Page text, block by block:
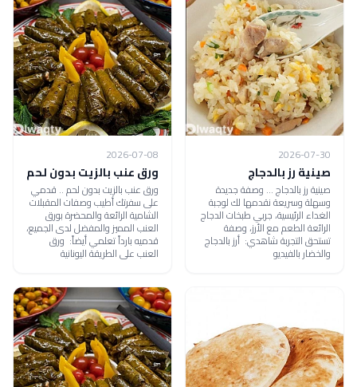
2026-07-30
صينية رز بالدجاج
صينية رز بالدجاج ... وصفة جديدة
وسهلة وسريعة نقدمها لك لوجبة
الغداء الرئيسية، جربي طبخات الدجاج
الرائعة الطعم مع الأرز، وصفة
تستحق التجربة شاهدي: أرز بالدجاج
والخضار بالفيديو
2026-07-08
ورق عنب بالزيت بدون لحم
ورق عنب بالزيت بدون لحم .. قدمي
على سفرتك أطيب وصفات المقبلات
الشامية الرائعة والمحضرة بورق
العنب المميز والمفضل لدى الجميع،
قدميه بارداً تعلمي أيضاً: ورق
العنب على الطريقة اليونانية